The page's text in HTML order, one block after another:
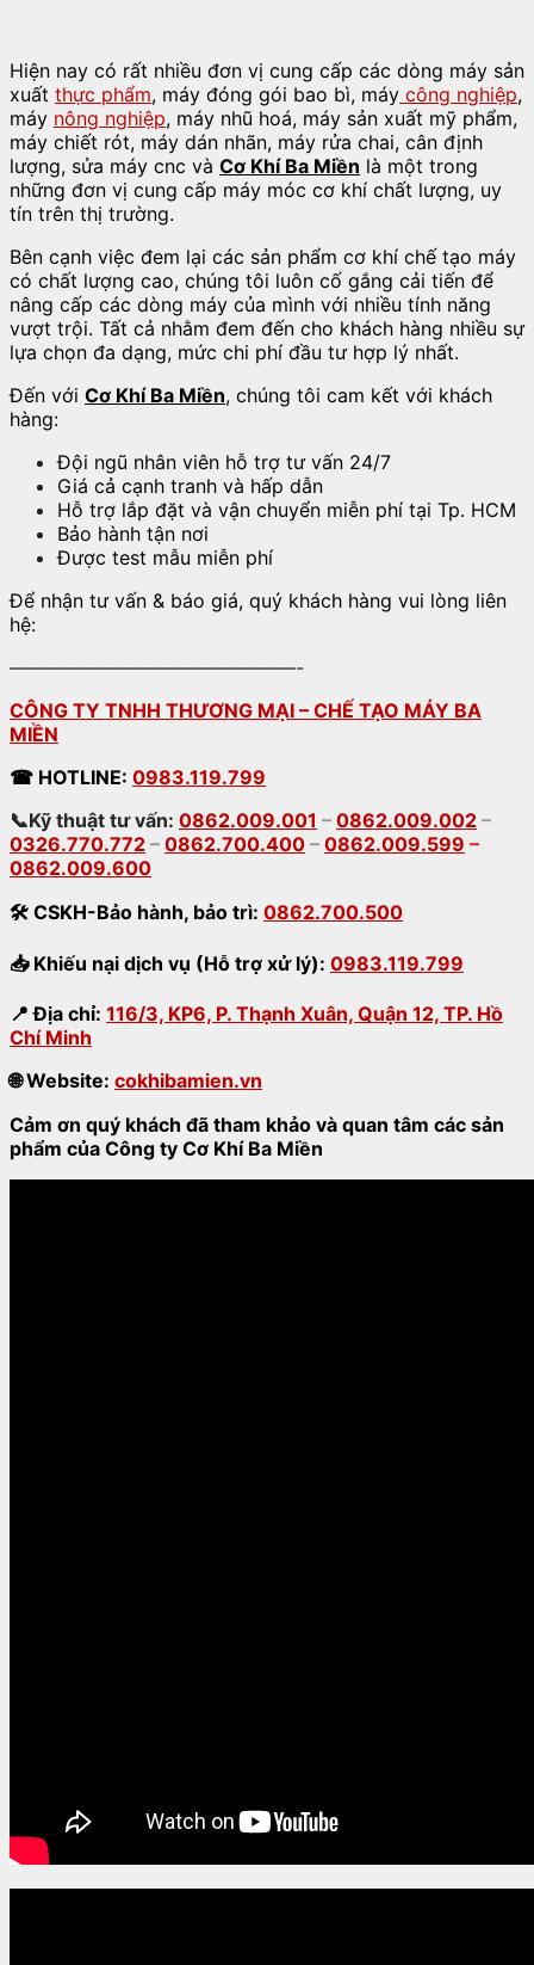
Hiện nay có rất nhiều đơn vị cung cấp các dòng máy sản
xuất thực phẩm, máy đóng gói bao bì, máy công nghiệp,
máy nông nghiệp, máy nhũ hoá, máy sản xuất mỹ phẩm,
máy chiết rót, máy dán nhãn, máy rửa chai, cân định
lượng, sửa máy cnc và Cơ Khí Ba Miền là một trong
những đơn vị cung cấp máy móc cơ khí chất lượng, uy
tín trên thị trường.
Bên cạnh việc đem lại các sản phẩm cơ khí chế tạo máy
có chất lượng cao, chúng tôi luôn cố gắng cải tiến để
nâng cấp các dòng máy của mình với nhiều tính năng
vượt trội. Tất cả nhằm đem đến cho khách hàng nhiều sự
lựa chọn đa dạng, mức chi phí đầu tư hợp lý nhất.
Đến với Cơ Khí Ba Miền, chúng tôi cam kết với khách
hàng:
Đội ngũ nhân viên hỗ trợ tư vấn 24/7
Giá cả cạnh tranh và hấp dẫn
Hỗ trợ lắp đặt và vận chuyển miễn phí tại Tp. HCM
Bảo hành tận nơi
Được test mẫu miễn phí
Để nhận tư vấn & báo giá, quý khách hàng vui lòng liên
hệ:
———————————————-
CÔNG TY TNHH THƯƠNG MẠI – CHẾ TẠO MÁY BA
MIỀN
☎ HOTLINE: 0983.119.799
📞Kỹ thuật tư vấn: 0862.009.001 – 0862.009.002 –
0326.770.772 – 0862.700.400 – 0862.009.599 –
0862.009.600
🛠 CSKH-Bảo hành, bảo trì: 0862.700.500
📥Khiếu nại dịch vụ (Hỗ trợ xử lý): 0983.119.799
📍 Địa chỉ: 116/3, KP6, P. Thạnh Xuân, Quận 12, TP. Hồ
Chí Minh
🌐Website: cokhibamien.vn
Cảm ơn quý khách đã tham khảo và quan tâm các sản
phẩm của Công ty Cơ Khí Ba Miền